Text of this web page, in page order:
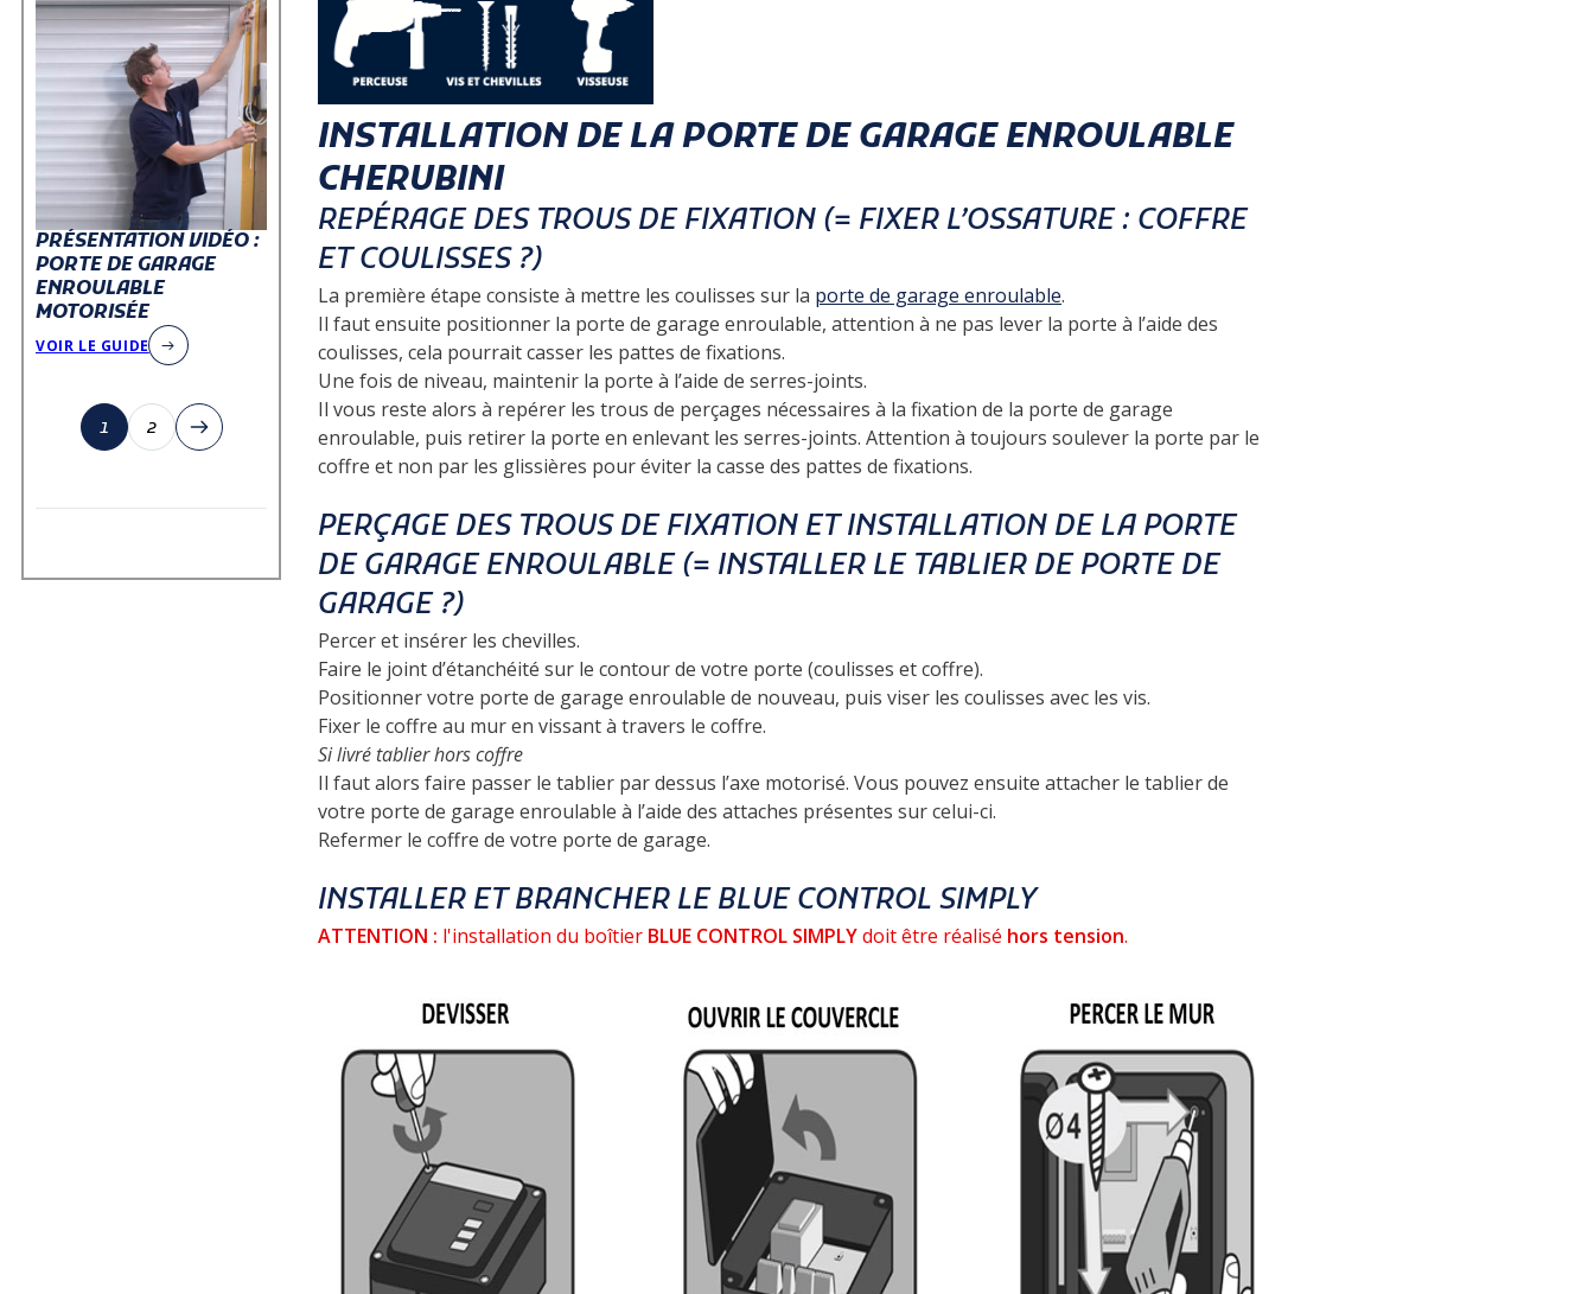
PRÉSENTATION VIDÉO :
PORTE DE GARAGE
ENROULABLE
MOTORISÉE
VOIR LE GUIDE
1 2
INSTALLATION DE LA PORTE DE GARAGE ENROULABLE
CHERUBINI
REPÉRAGE DES TROUS DE FIXATION (= FIXER L’OSSATURE : COFFRE
ET COULISSES ?)
La première étape consiste à mettre les coulisses sur la porte de garage enroulable.
Il faut ensuite positionner la porte de garage enroulable, attention à ne pas lever la porte à l’aide des
coulisses, cela pourrait casser les pattes de fixations.
Une fois de niveau, maintenir la porte à l’aide de serres-joints.
Il vous reste alors à repérer les trous de perçages nécessaires à la fixation de la porte de garage
enroulable, puis retirer la porte en enlevant les serres-joints. Attention à toujours soulever la porte par le
coffre et non par les glissières pour éviter la casse des pattes de fixations.
PERÇAGE DES TROUS DE FIXATION ET INSTALLATION DE LA PORTE
DE GARAGE ENROULABLE (= INSTALLER LE TABLIER DE PORTE DE
GARAGE ?)
Percer et insérer les chevilles.
Faire le joint d’étanchéité sur le contour de votre porte (coulisses et coffre).
Positionner votre porte de garage enroulable de nouveau, puis viser les coulisses avec les vis.
Fixer le coffre au mur en vissant à travers le coffre.
Si livré tablier hors coffre
Il faut alors faire passer le tablier par dessus l’axe motorisé. Vous pouvez ensuite attacher le tablier de
votre porte de garage enroulable à l’aide des attaches présentes sur celui-ci.
Refermer le coffre de votre porte de garage.
INSTALLER ET BRANCHER LE BLUE CONTROL SIMPLY
ATTENTION : l'installation du boîtier BLUE CONTROL SIMPLYdoit être réalisé hors tension.